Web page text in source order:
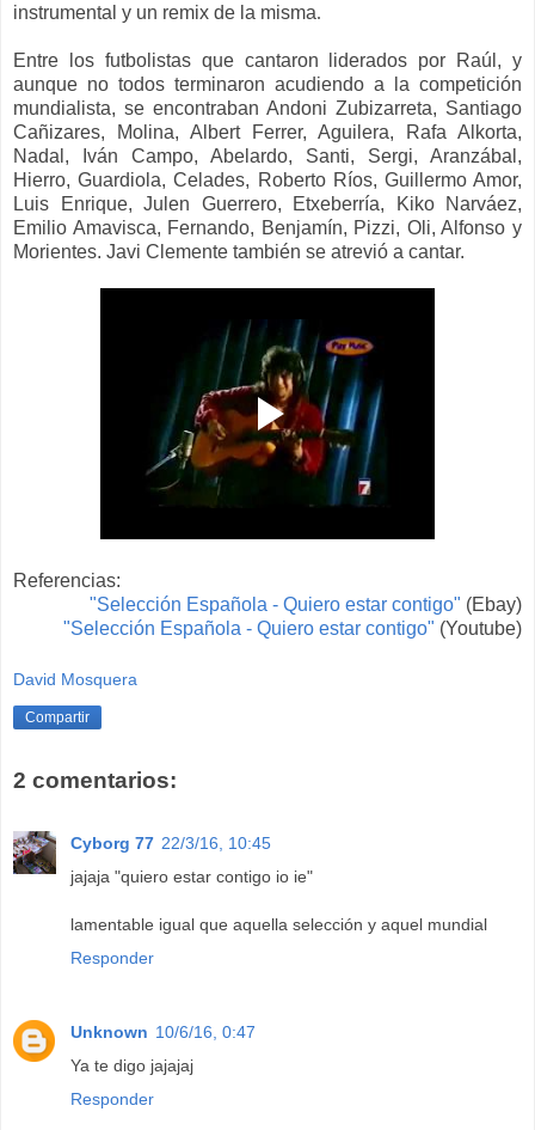
instrumental y un remix de la misma.
Entre los futbolistas que cantaron liderados por Raúl, y
aunque no todos terminaron acudiendo a la competición
mundialista, se encontraban Andoni Zubizarreta, Santiago
Cañizares, Molina, Albert Ferrer, Aguilera, Rafa Alkorta,
Nadal, Iván Campo, Abelardo, Santi, Sergi, Aranzábal,
Hierro, Guardiola, Celades, Roberto Ríos, Guillermo Amor,
Luis Enrique, Julen Guerrero, Etxeberría, Kiko Narváez,
Emilio Amavisca, Fernando, Benjamín, Pizzi, Oli, Alfonso y
Morientes. Javi Clemente también se atrevió a cantar.
Referencias:
"Selección Española - Quiero estar contigo" (Ebay)
"Selección Española - Quiero estar contigo" (Youtube)
David Mosquera
Compartir
2 comentarios:
Cyborg 77 22/3/16, 10:45
jajaja "quiero estar contigo io ie"
lamentable igual que aquella selección y aquel mundial
Responder
Unknown 10/6/16, 0:47
Ya te digo jajajaj
Responder